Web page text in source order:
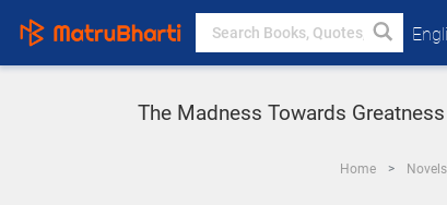
The Madness Towards
Home Novels